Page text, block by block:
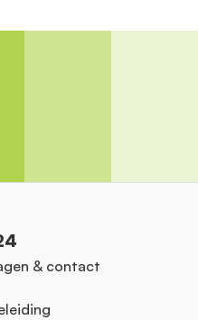
& contact